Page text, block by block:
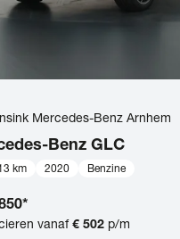
Mercedes-Benz Arnhem
Benz GLC
km 2020 Benzine
*
vanaf€ 502 p/m